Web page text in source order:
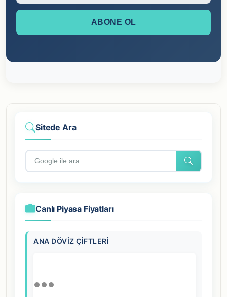
ABONE OL
Sitede Ara
Canlı Piyasa Fiyatları
ANA DÖVIZ ÇIFTLERI